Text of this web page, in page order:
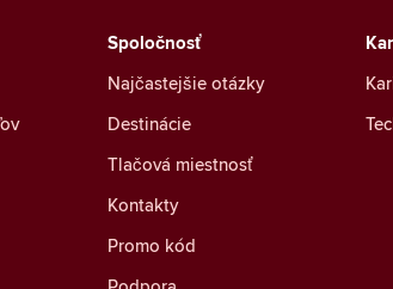
Spoločnosť
Najčastejšie otázky
Destinácie
Tlačová miestnosť
Kontakty
Promo kód